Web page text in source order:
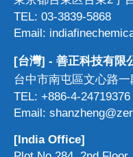
TEL: 03-3839-5868
Email:
[台灣] - 善正科技有限
台中市南屯區文心路
TEL: +886-4-24719376
Email:
[India Office]